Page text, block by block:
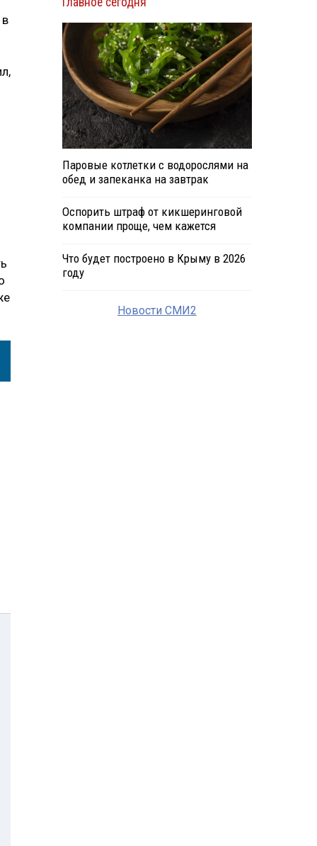
Паровые котлетки с водорослями на
обед и запеканка на завтрак
Оспорить штраф от кикшеринговой
компании проще, чем кажется
Что будет построено в Крыму в 2026
году
Новости СМИ2